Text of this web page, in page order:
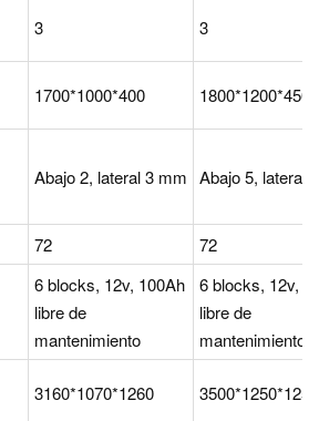
3 3
1700*1000*400 1800*1200*450
Abajo 2, lateral 3 mm Abajo 5, lateral
72 72
6 blocks, 12v, 100Ah
libre de
mantenimiento
6 blocks, 12v,
libre de
mantenimiento
3160*1070*1260 3500*1250*1250